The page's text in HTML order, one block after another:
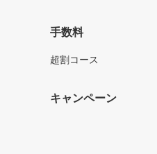
手数料
超割コース
キャンペーン